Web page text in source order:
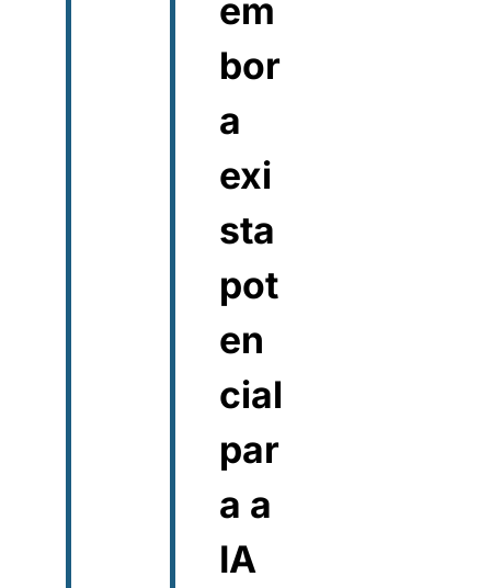
em
bor
a
exi
sta
pot
en
cial
par
a a
IA